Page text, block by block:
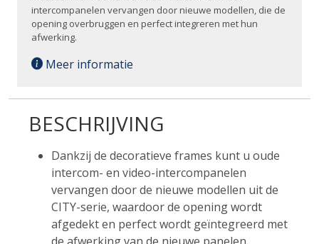
intercompanelen vervangen door nieuwe modellen, die de
opening overbruggen en perfect integreren met hun
afwerking.
Meer informatie
BESCHRIJVING
Dankzij de decoratieve frames kunt u oude
intercom- en video-intercompanelen
vervangen door de nieuwe modellen uit de
CITY-serie, waardoor de opening wordt
afgedekt en perfect wordt geïntegreerd met